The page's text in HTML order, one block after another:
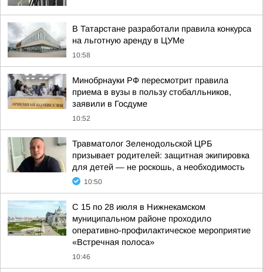
В Татарстане разработали правила конкурса
на льготную аренду в ЦУМе
10:58
Минобрнауки РФ пересмотрит правила
приема в вузы в пользу стобалльников,
заявили в Госдуме
10:52
Травматолог Зеленодольской ЦРБ
призывает родителей: защитная экипировка
для детей — не роскошь, а необходимость
10:50
С 15 по 28 июля в Нижнекамском
муниципальном районе проходило
оперативно-профилактическое мероприятие
«Встречная полоса»
10:46